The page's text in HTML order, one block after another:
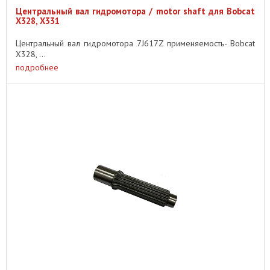
Центральный вал гидромотора / motor shaft для Bobcat
X328, X331
Центральный вал гидромотора 7J617Z применяемость- Bobcat
X328, ...
подробнее